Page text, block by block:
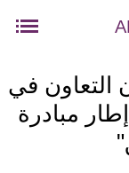
التعاون في
مبادرة